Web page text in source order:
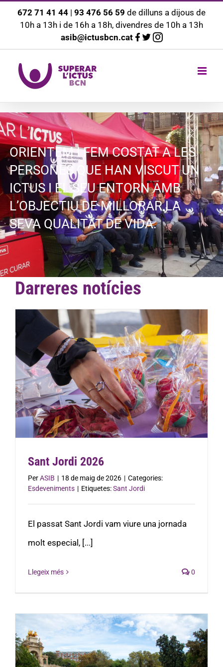
Saltar
contingut
672 71 41 44 | 93 476 56 59 de dilluns a dijous de
10h a 13h i de 16h a 18h, divendres de 10h a 13h
asib@ictusbcn.cat
ORIENTEM I FEM COSTAT A LES
PERSONES QUE HAN VISCUT UN
ICTUS I EL SEU ENTORN AMB
L’OBJECTIU DE MILLORAR LA
SEVA QUALITAT DE VIDA.
Darreres notícies
Sant Jordi 2026
PerASIB | 18 de maig de 2026 | Categories:
Esdeveniments | Etiquetes:Sant Jordi
El passat Sant Jordi vam viure una jornada
molt especial, [...]
Llegeix més 0